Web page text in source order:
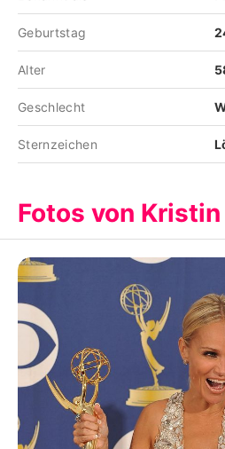
Geburtstag
Alter
Geschlecht
Sternzeichen
Fotos von